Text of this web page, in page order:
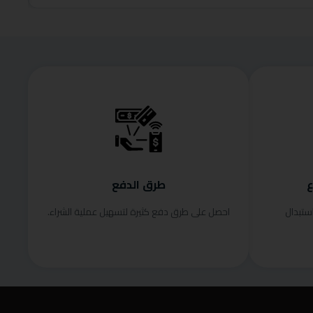
طرق الدفع
احصل على طرق دفع كثيرة لتسهيل عملية الشراء.